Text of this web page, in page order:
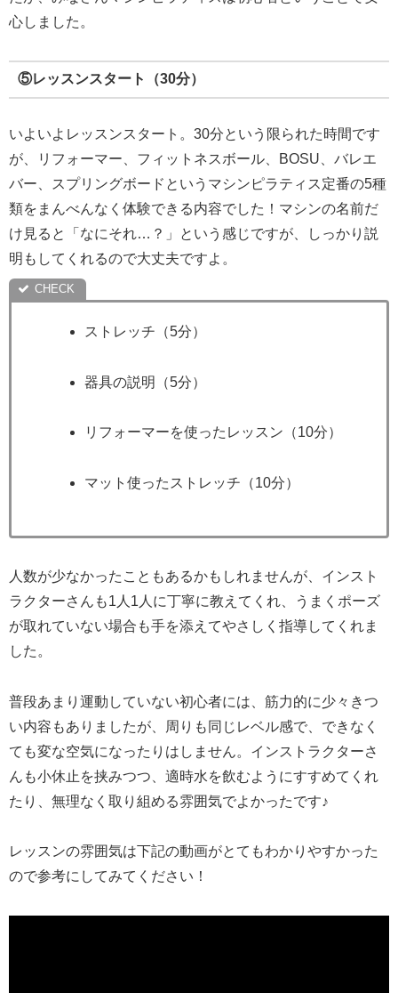
心しました。
⑤レッスンスタート（30分）
いよいよレッスンスタート。30分という限られた時間です
が、リフォーマー、フィットネスボール、BOSU、バレエ
バー、スプリングボードというマシンピラティス定番の5種
類をまんべんなく体験できる内容でした！マシンの名前だ
け見ると「なにそれ…？」という感じですが、しっかり説
明もしてくれるので大丈夫ですよ。
ストレッチ（5分）
器具の説明（5分）
リフォーマーを使ったレッスン（10分）
マット使ったストレッチ（10分）
人数が少なかったこともあるかもしれませんが、インスト
ラクターさんも1人1人に丁寧に教えてくれ、うまくポーズ
が取れていない場合も手を添えてやさしく指導してくれま
した。
普段あまり運動していない初心者には、筋力的に少々きつ
い内容もありましたが、周りも同じレベル感で、できなく
ても変な空気になったりはしません。インストラクターさ
んも小休止を挟みつつ、適時水を飲むようにすすめてくれ
たり、無理なく取り組める雰囲気でよかったです♪
レッスンの雰囲気は下記の動画がとてもわかりやすかった
ので参考にしてみてください！